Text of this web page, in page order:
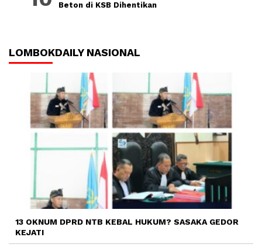
Beton di KSB Dihentikan
LOMBOKDAILY NASIONAL
13 OKNUM DPRD NTB KEBAL HUKUM? SASAKA GEDOR
KEJATI